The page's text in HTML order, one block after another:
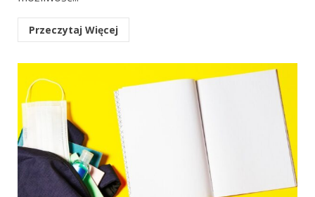
Przeczytaj Więcej